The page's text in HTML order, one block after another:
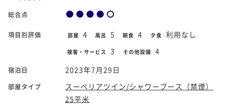
総合点
項目別評価 部屋 4 風呂 5 朝食 4 夕食 利用なし
接客・サービス 3 その他設備 4
宿泊日 2023年7月29日
部屋タイプ
スーペリアツイン/シャワーブース（禁煙）
25平米